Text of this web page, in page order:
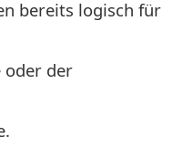
bereits logisch für
oder der